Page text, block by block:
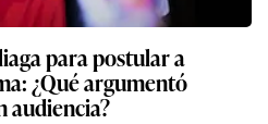
para postular a
¿Qué argumentó
audiencia?